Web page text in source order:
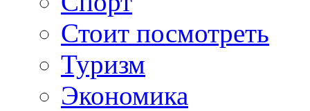
Стоит посмотреть
Туризм
Экономика